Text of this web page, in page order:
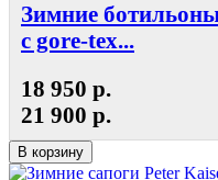
Зимние
с gore-tex...
18 950 р.
21 900 р.
В корзину